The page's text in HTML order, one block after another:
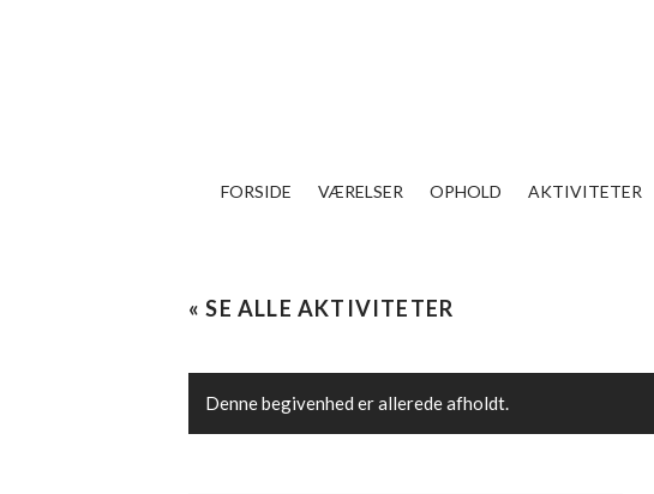
FORSIDE VÆRELSER OPHOLD AKTIVITETER
« SE ALLE AKTIVITETER
Denne begivenhed er allerede afholdt.